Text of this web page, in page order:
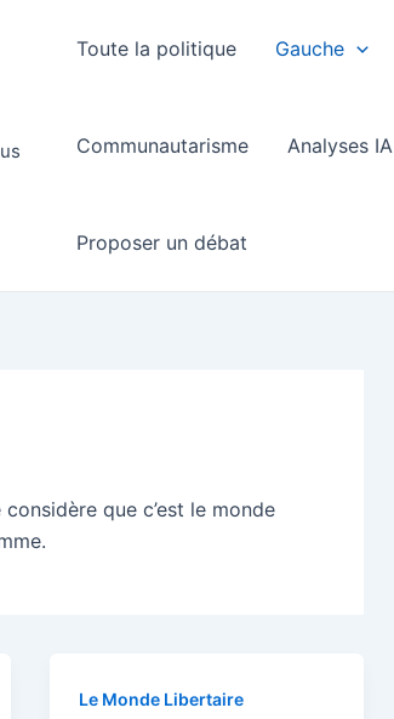
Toute la politique Gauche
Communautarisme Analyses IA
Proposer un débat
que c’est le monde
Le Monde Libertaire